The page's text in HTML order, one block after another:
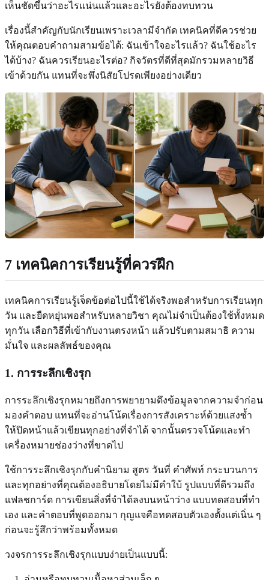
เห็นชัดขึ้นว่าอะไรแน่นแล้วและอะไรยังต้องทบทวน
เรื่องนี้สำคัญกับนักเรียนเพราะเวลามีจำกัด เทคนิคที่ดีควรช่วย
ให้คุณตอบคำถามสามข้อได้: ฉันเข้าใจอะไรแล้ว? ฉันใช้อะไร
ได้บ้าง? ฉันควรเรียนอะไรต่อ? กิจวัตรที่ดีที่สุดมักรวมหลายวิธี
เข้าด้วยกัน แทนที่จะพึ่งนิสัยโปรดเพียงอย่างเดียว
7 เทคนิคการเรียนรู้ที่ควรฝึก
เทคนิคการเรียนรู้เจ็ดข้อต่อไปนี้ใช้ได้จริงพอสำหรับการเรียนทุก
วัน และยืดหยุ่นพอสำหรับหลายวิชา คุณไม่จำเป็นต้องใช้ทั้งหมด
ทุกวัน เลือกวิธีที่เข้ากับงานตรงหน้า แล้วปรับตามสมาธิ ความ
มั่นใจ และผลลัพธ์ของคุณ
1. การระลึกเชิงรุก
การระลึกเชิงรุกหมายถึงการพยายามดึงข้อมูลจากความจำก่อน
มองคำตอบ แทนที่จะอ่านโน้ตเรื่องการสังเคราะห์ด้วยแสงซ้ำ
ให้ปิดหน้าแล้วเขียนทุกอย่างที่จำได้ จากนั้นตรวจโน้ตและทำ
เครื่องหมายช่องว่างที่ขาดไป
ใช้การระลึกเชิงรุกกับคำนิยาม สูตร วันที่ คำศัพท์ กระบวนการ
และทุกอย่างที่คุณต้องอธิบายโดยไม่มีคำใบ้ รูปแบบที่ดีรวมถึง
แฟลชการ์ด การเขียนสิ่งที่จำได้ลงบนหน้าว่าง แบบทดสอบที่ทำ
เอง และคำตอบที่พูดออกมา กุญแจคือทดสอบตัวเองตั้งแต่เนิ่น ๆ
ก่อนจะรู้สึกว่าพร้อมทั้งหมด
วงจรการระลึกเชิงรุกแบบง่ายเป็นแบบนี้: